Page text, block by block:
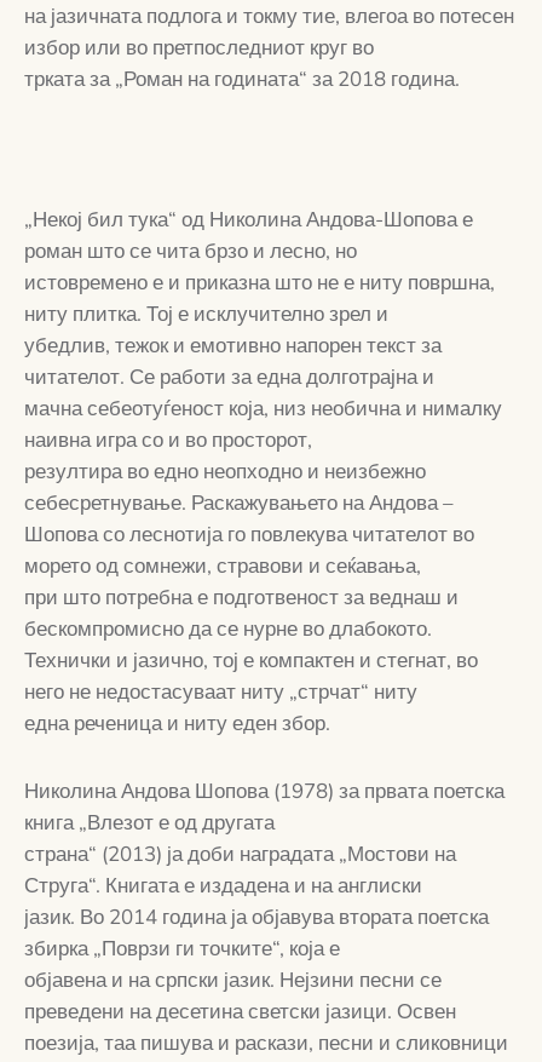
на јазичната подлога и токму тие, влегоа во потесен
избор или во претпоследниот круг во
трката за „Роман на годината“ за 2018 година.
„Некој бил тука“ од Николина Андова-Шопова е
роман што се чита брзо и лесно, но
истовремено е и приказна што не е ниту површна,
ниту плитка. Тој е исклучително зрел и
убедлив, тежок и емотивно напорен текст за
читателот. Се работи за една долготрајна и
мачна себеотуѓеност која, низ необична и нималку
наивна игра со и во просторот,
резултира во едно неопходно и неизбежно
себесретнување. Раскажувањето на Андова –
Шопова со леснотија го повлекува читателот во
морето од сомнежи, стравови и сеќавања,
при што потребна е подготвеност за веднаш и
бескомпромисно да се нурне во длабокото.
Технички и јазично, тој е компактен и стегнат, во
него не недостасуваат ниту „стрчат“ ниту
една реченица и ниту еден збор.
Николина Андова Шопова (1978) за првата поетска
книга „Влезот е од другата
страна“ (2013) ја доби наградата „Мостови на
Струга“. Книгата е издадена и на англиски
јазик. Во 2014 година ја објавува втората поетска
збирка „Поврзи ги точките“, која е
објавена и на српски јазик. Нејзини песни се
преведени на десетина светски јазици. Освен
поезија, таа пишува и раскази, песни и сликовници